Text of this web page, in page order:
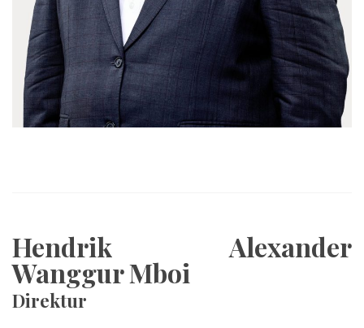
Hendrik Alexander
Wanggur Mboi
Direktur